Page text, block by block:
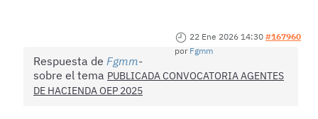
22 Ene 2026 14:30 #167960
por Fgmm
Respuesta de Fgmm
sobre el tema PUBLICADA CONVOCATORIA AGENTES
DE HACIENDA OEP 2025